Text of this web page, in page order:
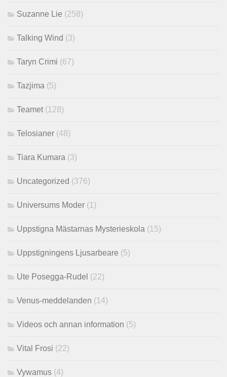
Suzanne Lie (258)
Talking Wind (3)
Taryn Crimi (67)
Tazjima (5)
Teamet (128)
Telosianer (48)
Tiara Kumara (3)
Uncategorized (376)
Universums Moder (1)
Uppstigna Mästarnas Mysterieskola (15)
Uppstigningens Ljusarbeare (5)
Ute Posegga-Rudel (22)
Venus-meddelanden (14)
Videos och annan information (5)
Vital Frosi (22)
Vywamus (4)